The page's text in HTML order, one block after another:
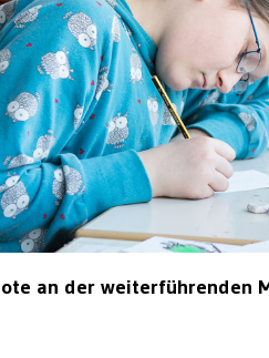
an der weiterführenden